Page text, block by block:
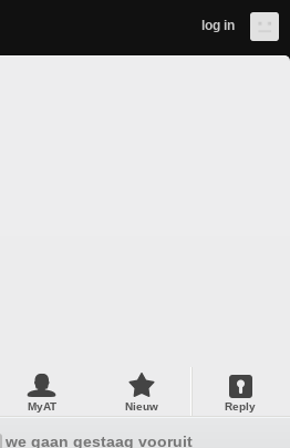
log in
MyAT Nieuw Reply
we gaan gestaag vooruit